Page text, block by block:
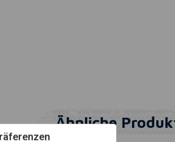
Ähnliche